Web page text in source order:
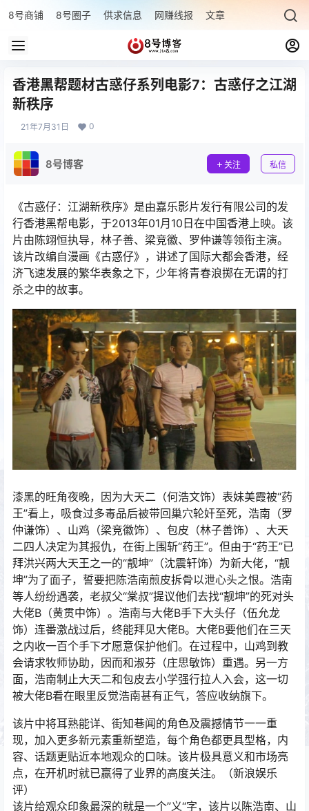
8号商铺 8号圈子 供求信息 网赚线报 文章专题 最新文章
香港黑帮题材古惑仔系列电影7：古惑仔之江湖
新秩序
21年7月31日 0
8号博客 关注 私信
《古惑仔：江湖新秩序》是由嘉乐影片发行有限公司的发
行香港黑帮电影，于2013年01月10日在中国香港上映。该
片由陈翊恒执导，林子善、梁竞徽、罗仲谦等领衔主演。
该片改编自漫画《古惑仔》，讲述了国际大都会香港，经
济飞速发展的繁华表象之下，少年将青春浪掷在无谓的打
杀之中的故事。
漆黑的旺角夜晚，因为大天二（何浩文饰）表妹美霞被“药
王”看上，吸食过多毒品后被带回巢穴轮奸至死，浩南（罗
仲谦饰）、山鸡（梁竞徽饰）、包皮（林子善饰）、大天
二四人决定为其报仇，在街上围斩“药王”。但由于“药王”已
拜洪兴两大天王之一的“靓坤”（沈震轩饰）为新大佬，“靓
坤”为了面子，誓要把陈浩南煎皮拆骨以泄心头之恨。浩南
等人纷纷遇袭，老叔父“棠叔”提议他们去找“靓坤”的死对头
大佬B（黄贯中饰）。浩南与大佬B手下大头仔（伍允龙
饰）连番激战过后，终能拜见大佬B。大佬B要他们在三天
之内收一百个手下才愿意保护他们。在过程中，山鸡到教
会请求牧师协助，因而和淑芬（庄思敏饰）重遇。另一方
面，浩南制止大天二和包皮去小学强行拉人入会，这一切
被大佬B看在眼里反觉浩南甚有正气，答应收纳旗下。
该片中将耳熟能详、街知巷闻的角色及震撼情节一一重
现，加入更多新元素重新塑造，每个角色都更具型格，内
容、话题更贴近本地观众的口味。该片极具意义和市场亮
点，在开机时就已赢得了业界的高度关注。（新浪娱乐
评）
该片给观众印象最深的就是一个”义“字，该片以陈浩南、山